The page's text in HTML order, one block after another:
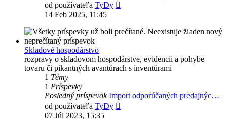
od používateľa TyDy
14 Feb 2025, 11:45
Skladové hospodárstvo
rozpravy o skladovom hospodárstve, evidencii a pohybe
tovaru či pikantných avantúrach s inventúrami
1 Témy
1 Príspevky
Posledný príspevok Import odporúčaných predajnýc…
od používateľa TyDy
07 Júl 2023, 15:35